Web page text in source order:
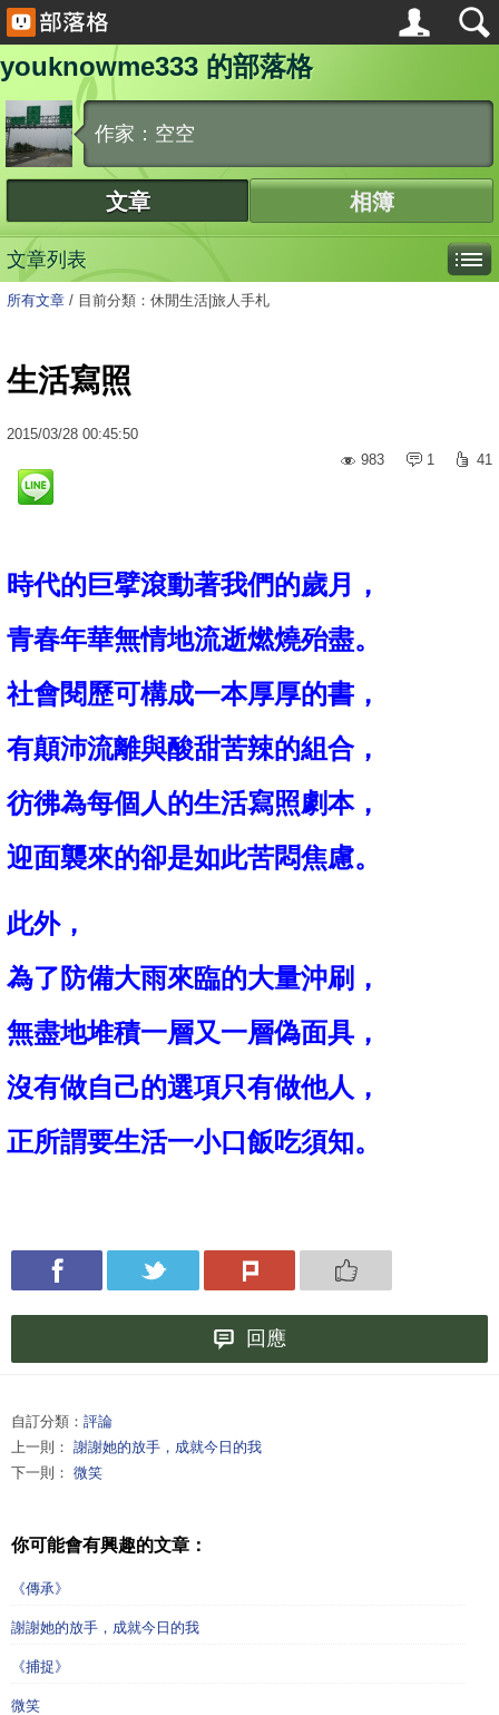
youknowme333 的部落格
作家：空空
文章 相簿
文章列表
所有文章 / 目前分類：休閒生活|旅人手札
生活寫照
2015/03/28 00:45:50
983
1 41
時代的巨擘滾動著我們的歲月
，
青春年華無情地流逝燃燒殆盡。
社會閱歷可構成一本厚厚的書 ，
有顛沛流離與酸甜苦辣的組合，
彷彿為每個人的生活寫照劇本，
迎面襲來的卻是如此苦悶焦慮。
此外，
為了防備大雨來臨的大量沖刷 ，
無盡地堆積一層又一層偽面具 ，
沒有做自己的選項只有做他人 ，
正所謂要生活一小口飯吃須知。
回應
自訂分類： 評論
上一則： 謝謝她的放手，成就今日的我
下一則： 微笑
你可能會有興趣的文章：
《傳承》
謝謝她的放手，成就今日的我
《捕捉》
微笑